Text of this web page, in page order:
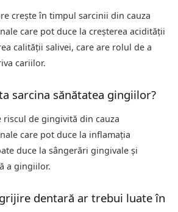
crește în timpul sarcinii din cauza
care pot duce la creșterea acidității
calității salivei, care are rolul de a
cariilor.
sarcina sănătatea gingiilor?
riscul de gingivită din cauza
care pot duce la inflamația
duce la sângerări gingivale și
a gingiilor.
dentară ar trebui luate în